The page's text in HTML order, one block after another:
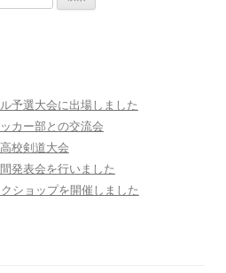
予選大会に出場しました
カー部との交流会
校剣道大会
発表会を行いました
ショップを開催しました